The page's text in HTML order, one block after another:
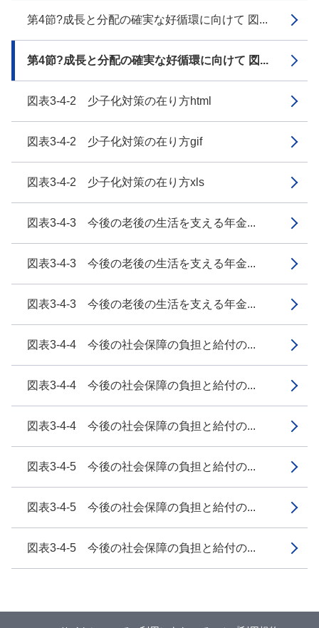
第4節?成長と分配の確実な好循環に向けて 図...
第4節?成長と分配の確実な好循環に向けて 図...
図表3-4-2 少子化対策の在り方html
図表3-4-2 少子化対策の在り方gif
図表3-4-2 少子化対策の在り方xls
図表3-4-3 今後の老後の生活を支える年金...
図表3-4-3 今後の老後の生活を支える年金...
図表3-4-3 今後の老後の生活を支える年金...
図表3-4-4 今後の社会保障の負担と給付の...
図表3-4-4 今後の社会保障の負担と給付の...
図表3-4-4 今後の社会保障の負担と給付の...
図表3-4-5 今後の社会保障の負担と給付の...
図表3-4-5 今後の社会保障の負担と給付の...
図表3-4-5 今後の社会保障の負担と給付の...